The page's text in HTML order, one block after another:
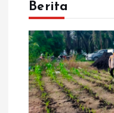
Berita